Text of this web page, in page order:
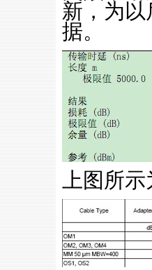
新，为
据。
上图所示